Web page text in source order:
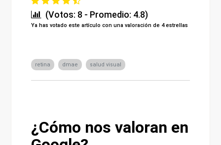
(Votos: 8 - Promedio: 4.8)
Ya has votado este artículo con una valoración de 4 estrellas
retina dmae salud visual
¿Cómo nos valoran en